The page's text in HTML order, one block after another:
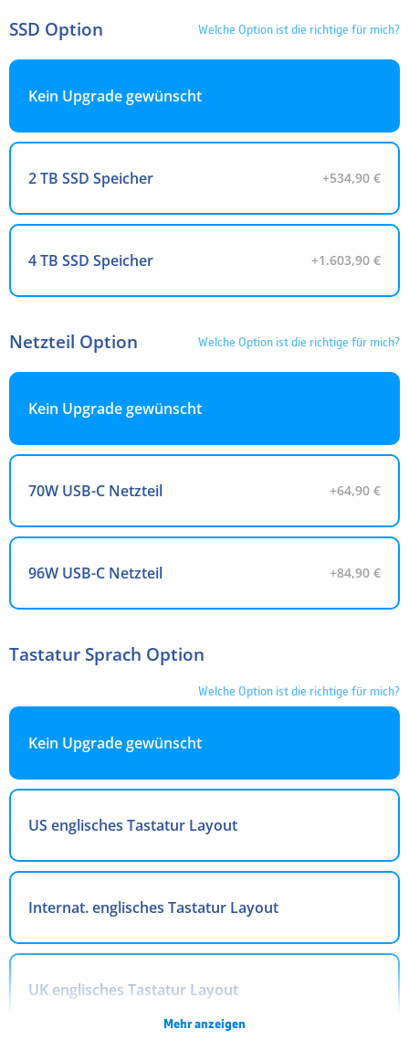
SSD Option Welche Option ist die richtige für mich?
Kein Upgrade gewünscht
2 TB SSD Speicher +534,90 €
4 TB SSD Speicher +1.603,90 €
Netzteil Option Welche Option ist die richtige für mich?
Kein Upgrade gewünscht
70W USB-C Netzteil +64,90 €
96W USB-C Netzteil +84,90 €
Tastatur Sprach Option
Welche Option ist die richtige für mich?
Kein Upgrade gewünscht
US englisches Tastatur Layout
Internat. englisches Tastatur Layout
UK englisches Tastatur Layout
Mehr anzeigen